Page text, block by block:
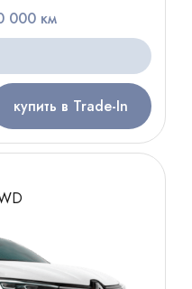
000 км
купить в Trade-In